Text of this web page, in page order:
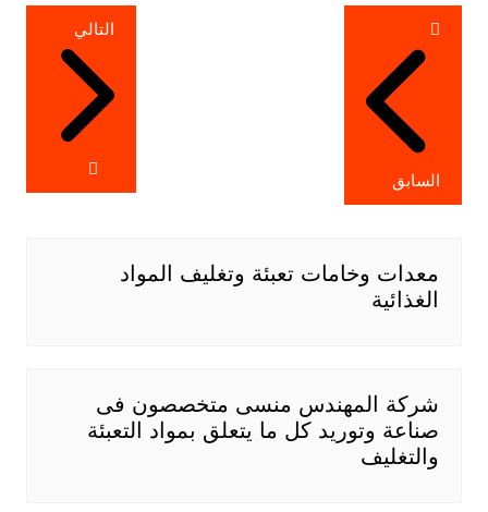
تصفّح
المقالات
السابق
التالي
معدات وخامات تعبئة وتغليف المواد
الغذائية
شركة المهندس منسى متخصصون فى
صناعة وتوريد كل ما يتعلق بمواد التعبئة
والتغليف